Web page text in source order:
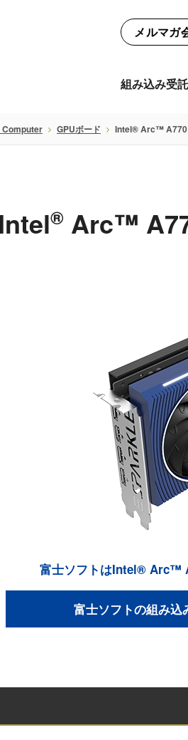
メルマガ
組み込み受
GPUボード Intel® Arc™ A770
Intel® Arc™
富士ソフトはIntel® Arc™
富士ソフトの組み込